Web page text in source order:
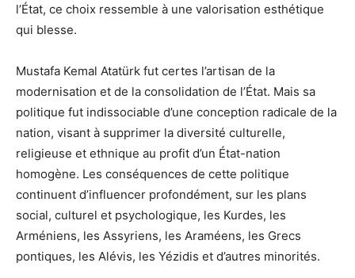
l’État, ce choix ressemble à une valorisation esthétique
qui blesse.
Mustafa Kemal Atatürk fut certes l’artisan de la
modernisation et de la consolidation de l’État. Mais sa
politique fut indissociable d’une conception radicale de la
nation, visant à supprimer la diversité culturelle,
religieuse et ethnique au profit d’un État-nation
homogène. Les conséquences de cette politique
continuent d’influencer profondément, sur les plans
social, culturel et psychologique, les Kurdes, les
Arméniens, les Assyriens, les Araméens, les Grecs
pontiques, les Alévis, les Yézidis et d’autres minorités.